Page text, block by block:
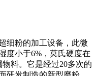
细粉的加工设备，此微
度小于6%，莫氏硬度在
料。它是经过20多次的